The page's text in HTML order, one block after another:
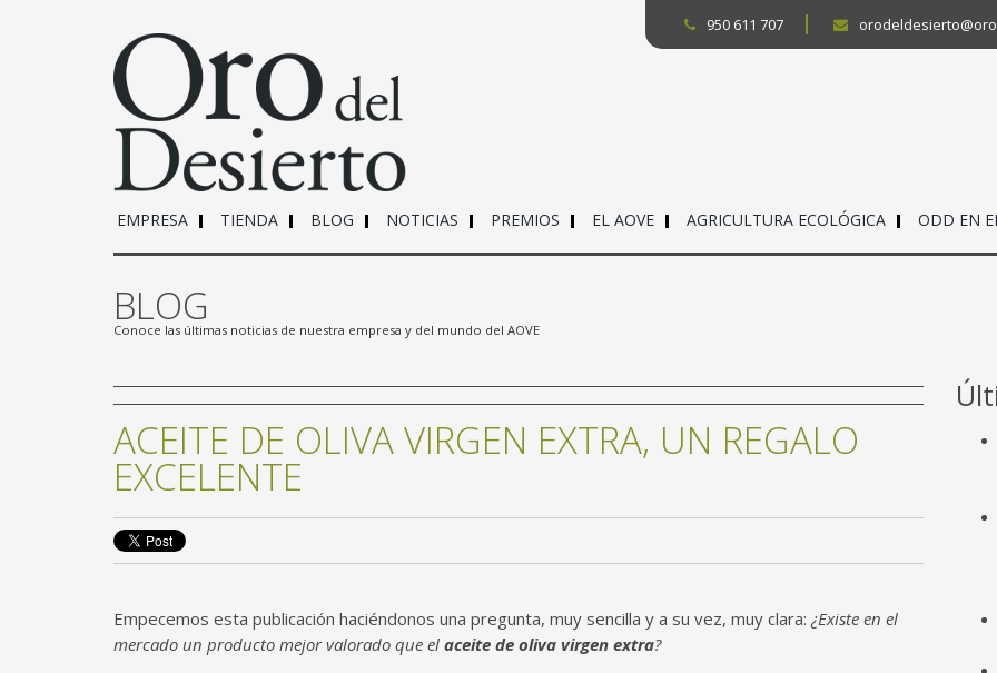
950 611 707
EMPRESA TIENDA BLOG NOTICIAS PREMIOS EL AOVE AGRICULTURA ECOLÓGICA ODD EN
BLOG
Conoce las últimas noticias de nuestra empresa y del mundo del AOVE
ACEITE DE OLIVA VIRGEN EXTRA, UN REGALO
EXCELENTE
Empecemos esta publicación haciéndonos una pregunta, muy sencilla y a su vez, muy clara: ¿Existe en el
mercado un producto mejor valorado que el aceite de oliva virgen extra?